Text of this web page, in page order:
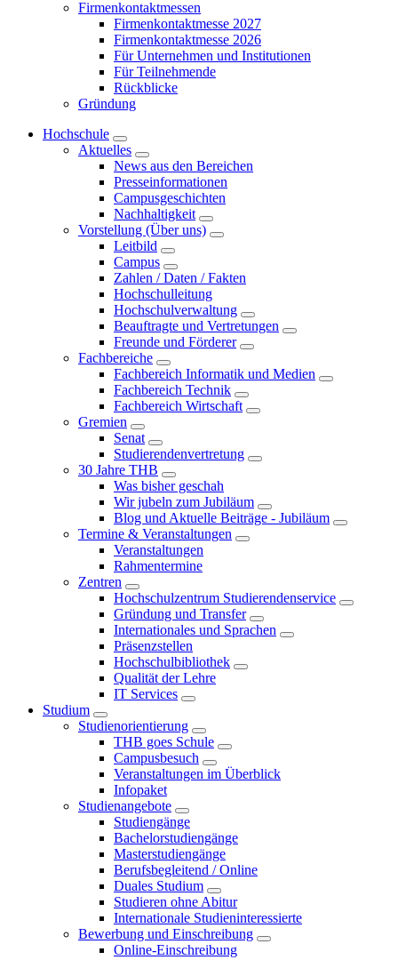
Firmenkontaktmessen
Firmenkontaktmesse 2027
Firmenkontaktmesse 2026
Für Unternehmen und Institutionen
Für Teilnehmende
Rückblicke
Gründung
Hochschule
Aktuelles
News aus den Bereichen
Presseinformationen
Campusgeschichten
Nachhaltigkeit
Vorstellung (Über uns)
Leitbild
Campus
Zahlen / Daten / Fakten
Hochschulleitung
Hochschulverwaltung
Beauftragte und Vertretungen
Freunde und Förderer
Fachbereiche
Fachbereich Informatik und Medien
Fachbereich Technik
Fachbereich Wirtschaft
Gremien
Senat
Studierendenvertretung
30 Jahre THB
Was bisher geschah
Wir jubeln zum Jubiläum
Blog und Aktuelle Beiträge - Jubiläum
Termine & Veranstaltungen
Veranstaltungen
Rahmentermine
Zentren
Hochschulzentrum Studierendenservice
Gründung und Transfer
Internationales und Sprachen
Präsenzstellen
Hochschulbibliothek
Qualität der Lehre
IT Services
Studium
Studienorientierung
THB goes Schule
Campusbesuch
Veranstaltungen im Überblick
Infopaket
Studienangebote
Studiengänge
Bachelorstudiengänge
Masterstudiengänge
Berufsbegleitend / Online
Duales Studium
Studieren ohne Abitur
Internationale Studieninteressierte
Bewerbung und Einschreibung
Online-Einschreibung